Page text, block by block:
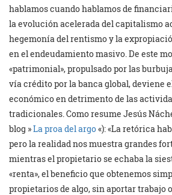
hablamos cuando hablamos de
la evolución acelerada del capitalismo
hegemonía del rentismo y la
en el endeudamiento masivo. De este
«patrimonial», propulsado por las
vía crédito por la banca global, deviene
económico en detrimento de las
tradicionales. Como resume Jesús
blog »La proa del argo«): «La retórica
pero la realidad nos muestra grandes
mientras el propietario se echaba la
«renta», el beneficio que obtenemos
propietarios de algo, sin aportar trabajo